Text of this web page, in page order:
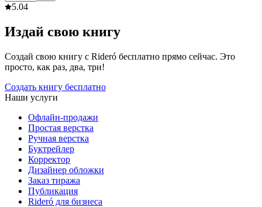
5.04
Издай свою книгу
Создай свою книгу с Rideró бесплатно прямо сейчас. Это
просто, как раз, два, три!
Создать книгу бесплатно
Наши услуги
Офлайн-продажи
Простая верстка
Ручная верстка
Буктрейлер
Корректор
Дизайнер обложки
Заказ тиража
Публикация
Rideró для бизнеса